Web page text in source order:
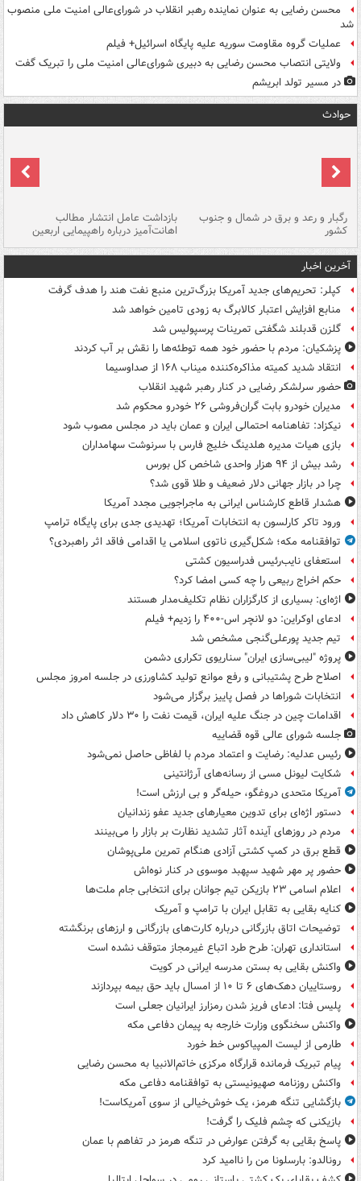
محسن رضایی به عنوان نماینده رهبر انقلاب در شورای‌عالی امنیت ملی منصوب
شد
عملیات گروه مقاومت سوریه علیه پایگاه اسرائیل+ فیلم
ولایتی انتصاب محسن رضایی به دبیری شورای‌عالی امنیت ملی را تبریک گفت
در مسیر تولد ابریشم
حوادث
رگبار و رعد و برق در شمال و جنوب
کشور
بازداشت عامل انتشار مطالب
اهانت‌آمیز درباره راهپیمایی اربعین
آخرین اخبار
کپلر: تحریم‌های جدید آمریکا بزرگ‌ترین منبع نفت هند را هدف گرفت
منابع افزایش اعتبار کالابرگ به زودی تامین خواهد شد
گلزن قدبلند شگفتی تمرینات پرسپولیس شد
پزشکیان: مردم با حضور خود همه توطئه‌ها را نقش بر آب کردند
انتقاد شدید کمیته مذاکره‌کننده میناب ۱۶۸ از صداوسیما
حضور سرلشکر رضایی در کنار رهبر شهید انقلاب
مدیران خودرو بابت گران‌فروشی ۲۶ خودرو محکوم شد
نیکزاد: تفاهنامه احتمالی ایران و عمان باید در مجلس مصوب شود
بازی هیات مدیره هلدینگ خلیج فارس با سرنوشت سهامداران
رشد بیش از ۹۴ هزار واحدی شاخص کل بورس
چرا در بازار جهانی دلار ضعیف و طلا قوی شد؟
هشدار قاطع کارشناس ایرانی به ماجراجویی مجدد آمریکا
ورود تاکر کارلسون به انتخابات آمریکا؛ تهدیدی جدی برای پایگاه ترامپ
توافقنامه مکه؛ شکل‌گیری ناتوی اسلامی یا اقدامی فاقد اثر راهبردی؟
استعفای نایب‌رئیس فدراسیون کشتی
حکم اخراج ربیعی را چه کسی امضا کرد؟
اژه‌ای: بسیاری از کارگزاران نظام تکلیف‌مدار هستند
ادعای اوکراین: دو لانچر اس-۴۰۰ را زدیم+ فیلم
تیم جدید پورعلی‌گنجی مشخص شد
پروژه "لیبی‌سازی ایران" سناریوی تکراری دشمن
اصلاح طرح پشتیبانی و رفع موانع تولید کشاورزی در جلسه امروز مجلس
انتخابات شوراها در فصل پاییز برگزار می‌شود
اقدامات چین در جنگ علیه ایران، قیمت نفت را ۳۰ دلار کاهش داد
جلسه شورای عالی قوه قضاییه
رئیس عدلیه: رضایت و اعتماد مردم با لفاظی حاصل نمی‌شود
شکایت لیونل مسی از رسانه‌های آرژانتینی
آمریکا متحدی دروغگو، حیله‌گر و بی ارزش است!
دستور اژه‌ای برای تدوین معیارهای جدید عفو زندانیان
مردم در روزهای آینده آثار تشدید نظارت بر بازار را می‌بینند
قطع برق در کمپ کشتی آزادی هنگام تمرین ملی‌پوشان
حضور پر مهر شهید سپهبد موسوی در کنار نوه‌اش
اعلام اسامی ۲۳ بازیکن تیم جوانان برای انتخابی جام ملت‌ها
کنایه بقایی به تقابل ایران با ترامپ و آمریک
توضیحات اتاق بازرگانی درباره کارت‌های بازرگانی و ارزهای برنگشته
استانداری تهران: طرح طرد اتباع غیرمجاز متوقف نشده است
واکنش بقایی به بستن مدرسه ایرانی در کویت
روستاییان دهک‌های ۶ تا ۱۰ از امسال باید حق بیمه بپردازند
پلیس فتا: ادعای فریز شدن رمزارز ایرانیان جعلی است
واکنش سخنگوی وزارت خارجه به پیمان دفاعی مکه
طارمی از لیست المپیاکوس خط خورد
پیام تبریک فرمانده قرارگاه مرکزی خاتم‌الانبیا به محسن رضایی
واکنش روزنامه صهیونیستی به توافقنامه دفاعی مکه
بازگشایی تنگه هرمز، یک خوش‌خیالی از سوی آمریکاست!
بازیکنی که چشم فلیک را گرفت!
پاسخ بقایی به گرفتن عوارض در تنگه هرمز در تفاهم با عمان
رونالدو: بارسلونا من را ناامید کرد